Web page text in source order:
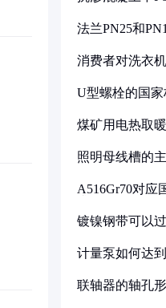
法兰PN25和
消费者对洗衣
U型螺栓的国家
煤矿用电热取
照明母线槽的
A516Gr70对应
镀镍钢带可以
计量泵如何达
联轴器的轴孔